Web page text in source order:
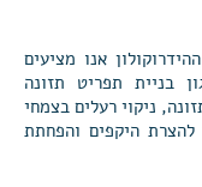
אנו מציעים
בניית תפריט תזונה
ניקוי רעלים בצמחי
להצרת היקפים והפחתת